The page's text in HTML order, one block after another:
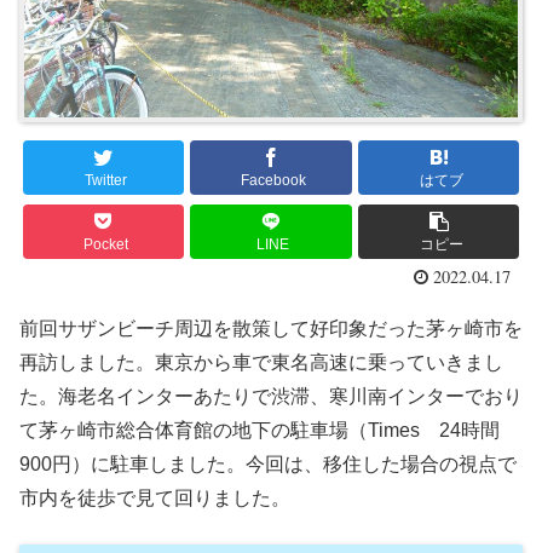
Twitter Facebook はてブ
Pocket LINE コピー
2022.04.17
前回サザンビーチ周辺を散策して好印象だった茅ヶ崎市を
再訪しました。東京から車で東名高速に乗っていきまし
た。海老名インターあたりで渋滞、寒川南インターでおり
て茅ヶ崎市総合体育館の地下の駐車場（Times 24時間
900円）に駐車しました。今回は、移住した場合の視点で
市内を徒歩で見て回りました。